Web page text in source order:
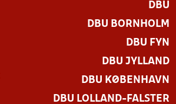
DBU
DBU BORNHOLM
DBU FYN
DBU JYLLAND
DBU KØBENHAVN
DBU LOLLAND-FALSTER